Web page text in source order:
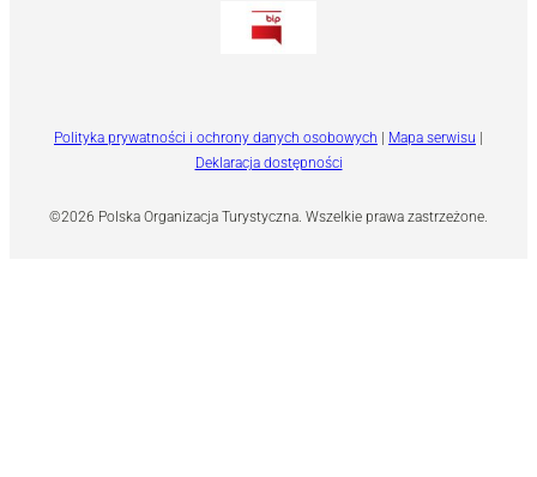
©2026 Polska Organizacja Turystyczna. Wszelkie prawa zastrzeżone.
Polityka prywatności i ochrony danych osobowych Mapa serwisu
Deklaracja dostępności